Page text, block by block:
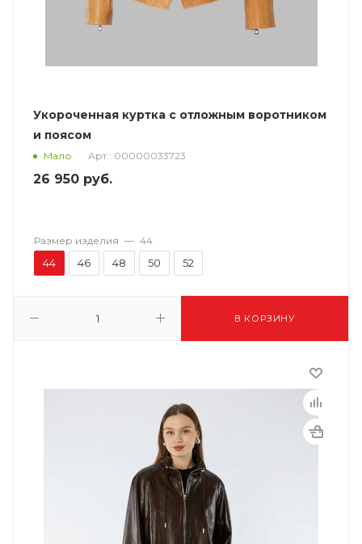
Укороченная куртка с отложным воротником
и поясом
Мало Арт.: 00000033723
26 950 руб.
В КОРЗИНУ
Размер изделия — 44
44 46 48 50 52